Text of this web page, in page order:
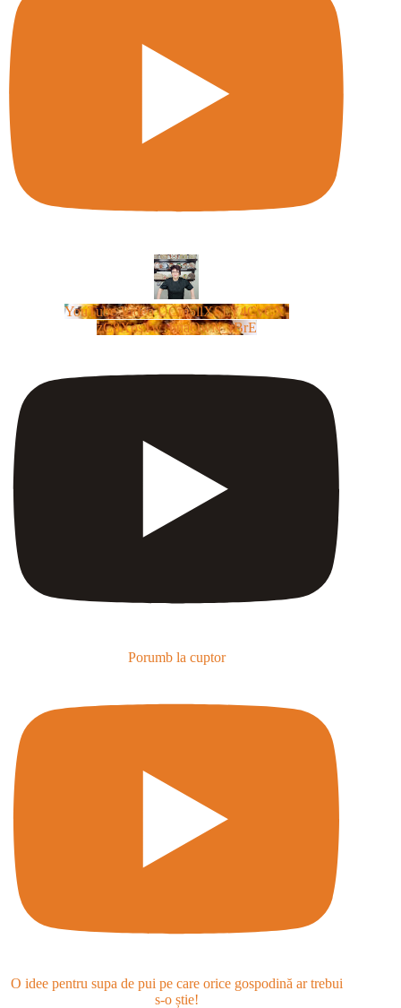
YouTube Video UCm5llXSLY4CyCX-
zC8XosTw_huaQwN_rBrE
Porumb la cuptor
O idee pentru supa de pui pe care orice gospodină ar trebui
s-o știe!